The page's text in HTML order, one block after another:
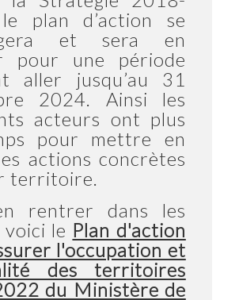
plan d’action se
et sera en
pour une période
aller jusqu’au 31
2024. Ainsi les
acteurs ont plus
pour mettre en
actions concrètes
territoire.
rentrer dans les
le Plan d'action
l'occupation et
des territoires
du Ministère de